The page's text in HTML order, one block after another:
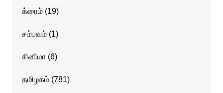
க்ரைம்(19)
சம்பவம்(1)
சினிமா(6)
தமிழகம்(781)